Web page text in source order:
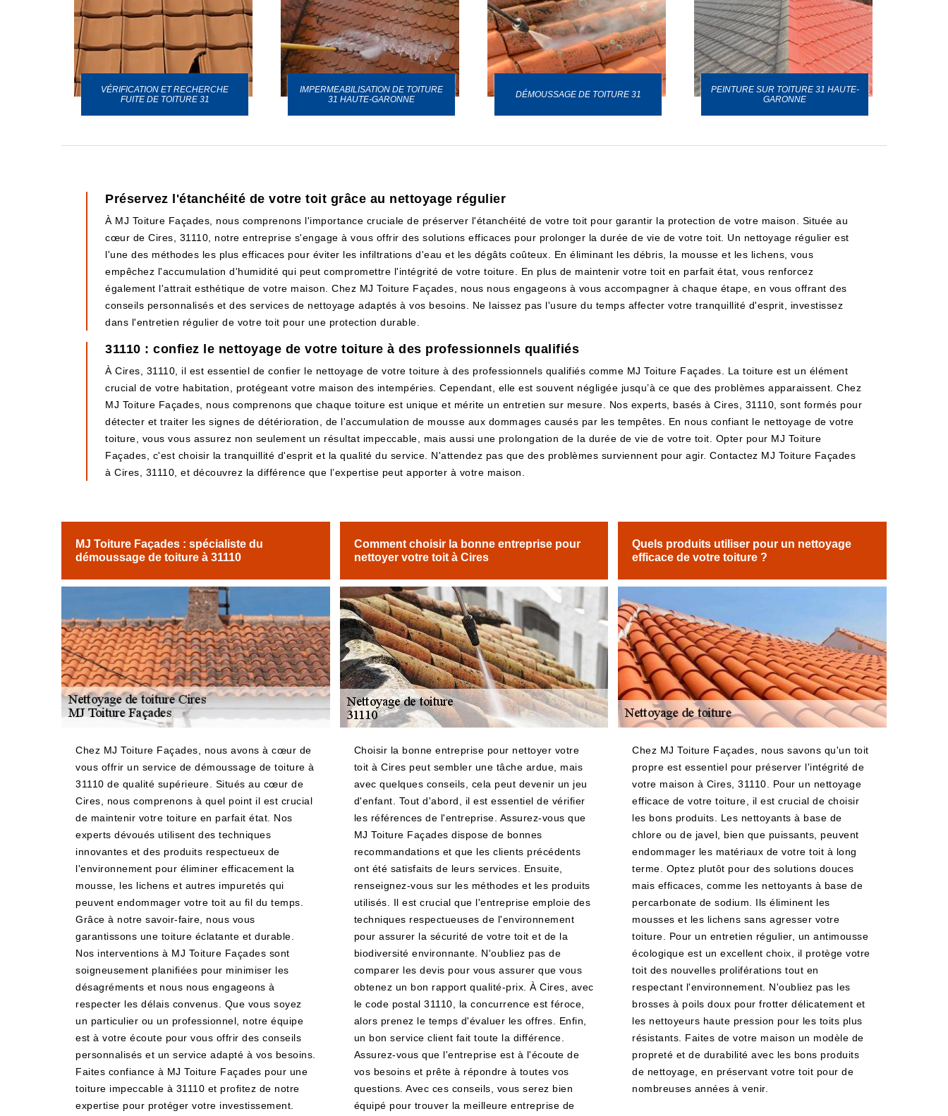
VÉRIFICATION ET RECHERCHE
FUITE DE TOITURE 31
IMPERMEABILISATION DE TOITURE
31 HAUTE-GARONNE
DÉMOUSSAGE DE TOITURE 31
PEINTURE SUR TOITURE 31 HAUTE-
GARONNE
Préservez l'étanchéité de votre toit grâce au nettoyage régulier
À MJ Toiture Façades, nous comprenons l'importance cruciale de préserver l'étanchéité de votre toit pour garantir la protection de votre maison. Située au
cœur de Cires, 31110, notre entreprise s'engage à vous offrir des solutions efficaces pour prolonger la durée de vie de votre toit. Un nettoyage régulier est
l'une des méthodes les plus efficaces pour éviter les infiltrations d'eau et les dégâts coûteux. En éliminant les débris, la mousse et les lichens, vous
empêchez l'accumulation d'humidité qui peut compromettre l'intégrité de votre toiture. En plus de maintenir votre toit en parfait état, vous renforcez
également l'attrait esthétique de votre maison. Chez MJ Toiture Façades, nous nous engageons à vous accompagner à chaque étape, en vous offrant des
conseils personnalisés et des services de nettoyage adaptés à vos besoins. Ne laissez pas l'usure du temps affecter votre tranquillité d'esprit, investissez
dans l'entretien régulier de votre toit pour une protection durable.
31110 : confiez le nettoyage de votre toiture à des professionnels qualifiés
À Cires, 31110, il est essentiel de confier le nettoyage de votre toiture à des professionnels qualifiés comme MJ Toiture Façades. La toiture est un élément
crucial de votre habitation, protégeant votre maison des intempéries. Cependant, elle est souvent négligée jusqu’à ce que des problèmes apparaissent. Chez
MJ Toiture Façades, nous comprenons que chaque toiture est unique et mérite un entretien sur mesure. Nos experts, basés à Cires, 31110, sont formés pour
détecter et traiter les signes de détérioration, de l'accumulation de mousse aux dommages causés par les tempêtes. En nous confiant le nettoyage de votre
toiture, vous vous assurez non seulement un résultat impeccable, mais aussi une prolongation de la durée de vie de votre toit. Opter pour MJ Toiture
Façades, c'est choisir la tranquillité d'esprit et la qualité du service. N'attendez pas que des problèmes surviennent pour agir. Contactez MJ Toiture Façades
à Cires, 31110, et découvrez la différence que l’expertise peut apporter à votre maison.
MJ Toiture Façades : spécialiste du
démoussage de toiture à 31110
Chez MJ Toiture Façades, nous avons à cœur de
vous offrir un service de démoussage de toiture à
31110 de qualité supérieure. Situés au cœur de
Cires, nous comprenons à quel point il est crucial
de maintenir votre toiture en parfait état. Nos
experts dévoués utilisent des techniques
innovantes et des produits respectueux de
l'environnement pour éliminer efficacement la
mousse, les lichens et autres impuretés qui
peuvent endommager votre toit au fil du temps.
Grâce à notre savoir-faire, nous vous
garantissons une toiture éclatante et durable.
Nos interventions à MJ Toiture Façades sont
soigneusement planifiées pour minimiser les
désagréments et nous nous engageons à
respecter les délais convenus. Que vous soyez
un particulier ou un professionnel, notre équipe
est à votre écoute pour vous offrir des conseils
personnalisés et un service adapté à vos besoins.
Faites confiance à MJ Toiture Façades pour une
toiture impeccable à 31110 et profitez de notre
expertise pour protéger votre investissement.
Comment choisir la bonne entreprise pour
nettoyer votre toit à Cires
Choisir la bonne entreprise pour nettoyer votre
toit à Cires peut sembler une tâche ardue, mais
avec quelques conseils, cela peut devenir un jeu
d'enfant. Tout d'abord, il est essentiel de vérifier
les références de l'entreprise. Assurez-vous que
MJ Toiture Façades dispose de bonnes
recommandations et que les clients précédents
ont été satisfaits de leurs services. Ensuite,
renseignez-vous sur les méthodes et les produits
utilisés. Il est crucial que l'entreprise emploie des
techniques respectueuses de l'environnement
pour assurer la sécurité de votre toit et de la
biodiversité environnante. N'oubliez pas de
comparer les devis pour vous assurer que vous
obtenez un bon rapport qualité-prix. À Cires, avec
le code postal 31110, la concurrence est féroce,
alors prenez le temps d'évaluer les offres. Enfin,
un bon service client fait toute la différence.
Assurez-vous que l'entreprise est à l'écoute de
vos besoins et prête à répondre à toutes vos
questions. Avec ces conseils, vous serez bien
équipé pour trouver la meilleure entreprise de
Quels produits utiliser pour un nettoyage
efficace de votre toiture ?
Chez MJ Toiture Façades, nous savons qu'un toit
propre est essentiel pour préserver l'intégrité de
votre maison à Cires, 31110. Pour un nettoyage
efficace de votre toiture, il est crucial de choisir
les bons produits. Les nettoyants à base de
chlore ou de javel, bien que puissants, peuvent
endommager les matériaux de votre toit à long
terme. Optez plutôt pour des solutions douces
mais efficaces, comme les nettoyants à base de
percarbonate de sodium. Ils éliminent les
mousses et les lichens sans agresser votre
toiture. Pour un entretien régulier, un antimousse
écologique est un excellent choix, il protège votre
toit des nouvelles proliférations tout en
respectant l'environnement. N'oubliez pas les
brosses à poils doux pour frotter délicatement et
les nettoyeurs haute pression pour les toits plus
résistants. Faites de votre maison un modèle de
propreté et de durabilité avec les bons produits
de nettoyage, en préservant votre toit pour de
nombreuses années à venir.